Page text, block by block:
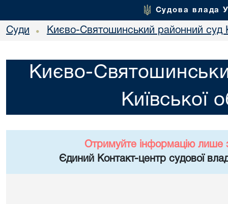
Судова влада
Суди • Києво-Святошинський районний суд
Києво-
Київської
Отримуйте інформацію лише
Єдиний Контакт-центр судової